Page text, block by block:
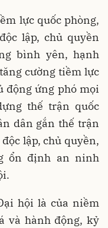
lực quốc phòng,
lập, chủ quyền
bình yên, hạnh
cường tiềm lực
động ứng phó mọi
thế trận quốc
dân gắn thế trận
lập, chủ quyền,
ổn định an ninh
hội là của niềm
và hành động, kỷ